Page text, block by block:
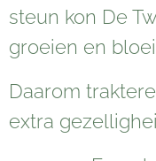
steun kon De
groeien en
Daarom
extra